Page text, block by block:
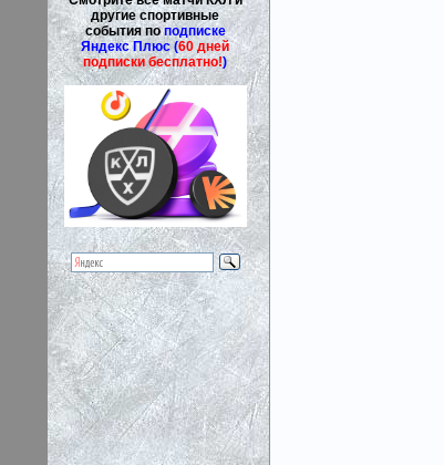
другие спортивные
события поподписке
Яндекс Плюс (60 дней
подписки бесплатно!)